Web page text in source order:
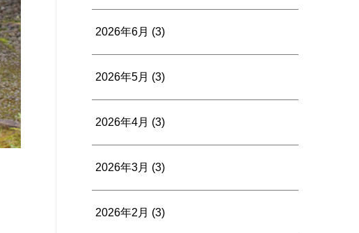
2026年6月 (3)
2026年5月 (3)
2026年4月 (3)
2026年3月 (3)
2026年2月 (3)